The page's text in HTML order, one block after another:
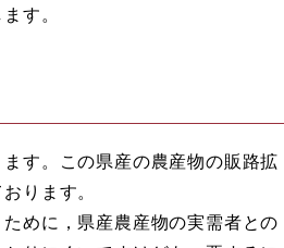
す。
す。この県産の農産物の販路拡
ります。
めに，県産農産物の実需者との